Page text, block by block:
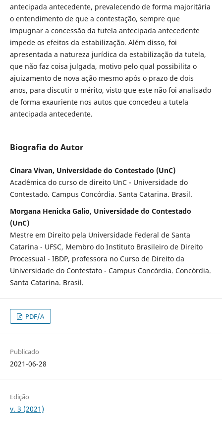
antecipada antecedente, prevalecendo de forma majoritária
o entendimento de que a contestação, sempre que
impugnar a concessão da tutela antecipada antecedente
impede os efeitos da estabilização. Além disso, foi
apresentada a natureza jurídica da estabilização da tutela,
que não faz coisa julgada, motivo pelo qual possibilita o
ajuizamento de nova ação mesmo após o prazo de dois
anos, para discutir o mérito, visto que este não foi analisado
de forma exauriente nos autos que concedeu a tutela
antecipada antecedente.
Biografia do Autor
Cinara Vivan, Universidade do Contestado (UnC)
Acadêmica do curso de direito UnC - Universidade do
Contestado. Campus Concórdia. Santa Catarina. Brasil.
Morgana Henicka Galio, Universidade do Contestado
(UnC)
Mestre em Direito pela Universidade Federal de Santa
Catarina - UFSC, Membro do Instituto Brasileiro de Direito
Processual - IBDP, professora no Curso de Direito da
Universidade do Contestato - Campus Concórdia. Concórdia.
Santa Catarina. Brasil.
PDF/A
Publicado
2021-06-28
Edição
v. 3 (2021)